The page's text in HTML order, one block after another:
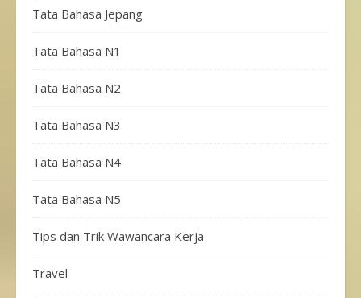
Tata Bahasa Jepang
Tata Bahasa N1
Tata Bahasa N2
Tata Bahasa N3
Tata Bahasa N4
Tata Bahasa N5
Tips dan Trik Wawancara Kerja
Travel